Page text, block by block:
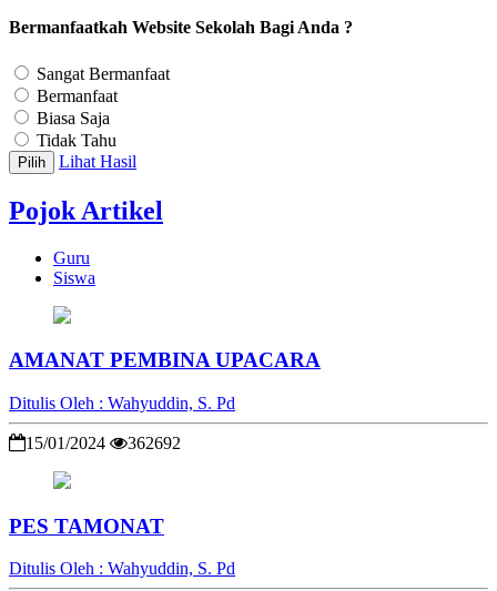
Bermanfaatkah Website Sekolah Bagi Anda ?
Sangat Bermanfaat
Bermanfaat
Biasa Saja
Tidak Tahu
Pilih Lihat Hasil
Pojok Artikel
Guru
Siswa
AMANAT PEMBINA UPACARA
Ditulis Oleh : Wahyuddin, S. Pd
15/01/2024 362692
PES TAMONAT
Ditulis Oleh : Wahyuddin, S. Pd